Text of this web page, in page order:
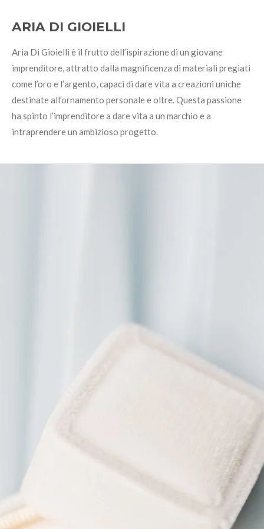
ARIA DI GIOIELLI
Aria Di Gioielli è il frutto dell’ispirazione di un giovane
imprenditore, attratto dalla magnificenza di materiali pregiati
come l’oro e l’argento, capaci di dare vita a creazioni uniche
destinate all’ornamento personale e oltre. Questa passione
ha spinto l’imprenditore a dare vita a un marchio e a
intraprendere un ambizioso progetto.